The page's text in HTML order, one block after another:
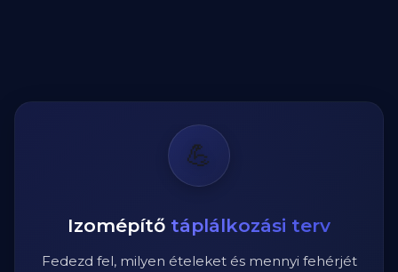
💪
Izomépítő táplálkozási terv
Fedezd fel, milyen ételeket és mennyi fehérjét